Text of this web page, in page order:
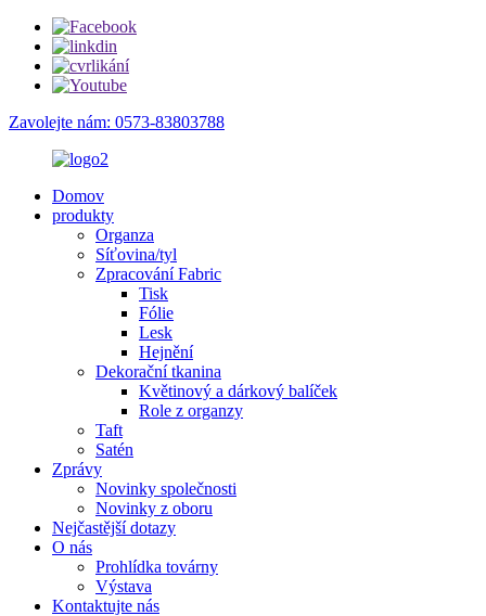
Zavolejte nám: 0573-83803788
Domov
produkty
Organza
Síťovina/tyl
Zpracování Fabric
Tisk
Fólie
Lesk
Hejnění
Dekorační tkanina
Květinový a dárkový balíček
Role z organzy
Taft
Satén
Zprávy
Novinky společnosti
Novinky z oboru
Nejčastější dotazy
O nás
Prohlídka továrny
Výstava
Kontaktujte nás